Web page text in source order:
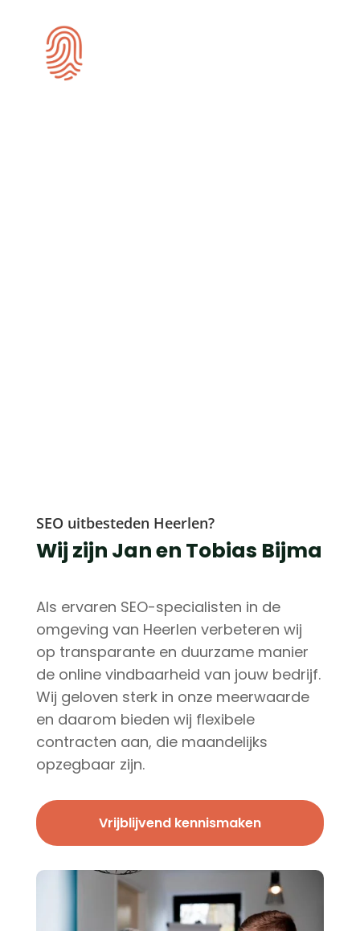
SEO uitbesteden Heerlen?
Wij zijn Jan en Tobias Bijma
Als ervaren SEO-specialisten in de
omgeving van Heerlen verbeteren wij
op transparante en duurzame manier
de online vindbaarheid van jouw bedrijf.
Wij geloven sterk in onze meerwaarde
en daarom bieden wij flexibele
contracten aan, die maandelijks
opzegbaar zijn.
Vrijblijvend kennismaken